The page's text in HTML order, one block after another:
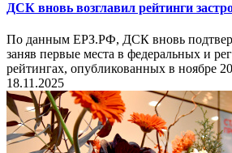
ДСК вновь возглавил рейтинги
По данным ЕРЗ.РФ, ДСК вновь
заняв первые места в федеральных и
рейтингах, опубликованных в ноябре
18.11.2025